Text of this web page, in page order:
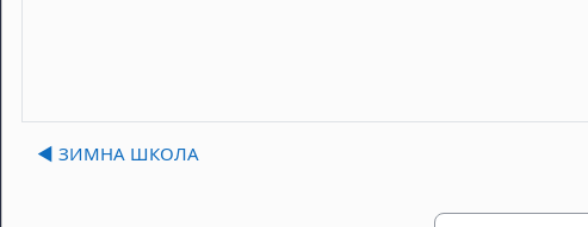
◀︎ ЗИМНА ШКОЛА